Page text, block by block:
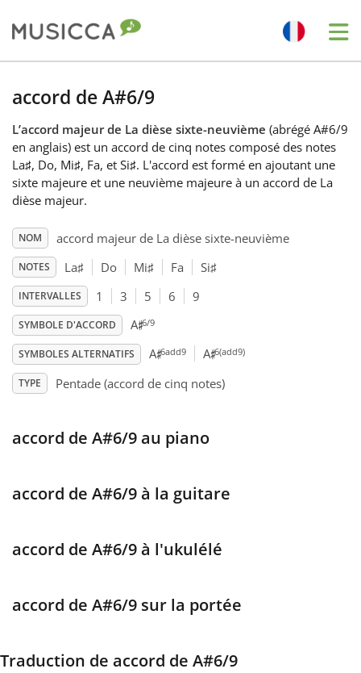
Български
Dansk
Deutsch
English
Español
한국어
हिन्दी
Italiano
日本語
Polski
accord de A#6/9
L’accord majeur de La dièse sixte-neuvième (abrégé A#6/9
en anglais) est un accord de cinq notes composé des notes
La♯, Do, Mi♯, Fa, et Si♯. L'accord est formé en ajoutant une
sixte majeure et une neuvième majeure à un accord de La
dièse majeur.
NOM accord majeur de La dièse sixte-neuvième
NOTES La♯ Do Mi♯ Fa Si♯
INTERVALLES 1 3 5 6 9
SYMBOLE D'ACCORD A♯6/9
SYMBOLES ALTERNATIFS A♯6add9 A♯6(add9)
TYPE Pentade (accord de cinq notes)
accord de A#6/9 au piano
accord de A#6/9 à la guitare
accord de A#6/9 à l'ukulélé
accord de A#6/9 sur la portée
Traduction de accord de A#6/9